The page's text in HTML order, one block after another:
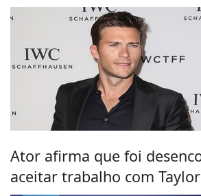
Ator afirma que foi
aceitar trabalho com